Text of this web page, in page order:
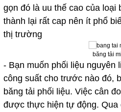
gọn đó là uu thế cao của loại
thành lại rất cap nên ít phổ
thị trường
băng tải
- Bạn muốn phối liệu nguyên
công suất cho trước nào đó,
băng tải phối liệu. Việc cân
được thực hiện tự động. Qua